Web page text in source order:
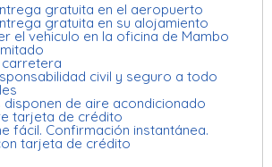
gratuita en el aeropuerto
gratuita en su alojamiento
el vehiculo en la oficina de Mambo
civil y seguro a todo
de aire acondicionado
tarjeta de crédito
fácil. Confirmación instantánea.
tarjeta de crédito